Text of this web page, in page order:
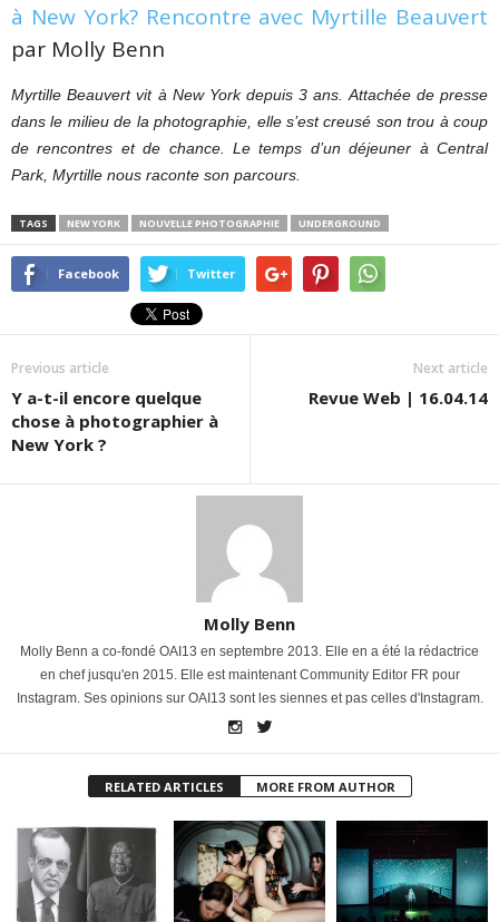
à New York? Rencontre avec Myrtille Beauvert
par Molly Benn
Myrtille Beauvert vit à New York depuis 3 ans. Attachée de presse
dans le milieu de la photographie, elle s’est creusé son trou à coup
de rencontres et de chance. Le temps d’un déjeuner à Central
Park, Myrtille nous raconte son parcours.
TAGS NEW YORK NOUVELLE PHOTOGRAPHIE UNDERGROUND
Facebook Twitter
Previous article
Y a-t-il encore quelque
chose à photographier à
New York ?
Next article
Revue Web | 16.04.14
Molly Benn
Molly Benn a co-fondé OAI13 en septembre 2013. Elle en a été la rédactrice
en chef jusqu'en 2015. Elle est maintenant Community Editor FR pour
Instagram. Ses opinions sur OAI13 sont les siennes et pas celles d'Instagram.
RELATED ARTICLES MORE FROM AUTHOR